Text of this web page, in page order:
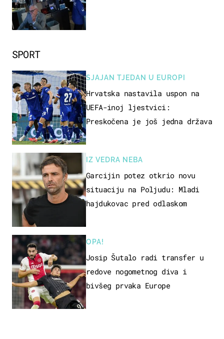
SPORT
SJAJAN TJEDAN U EUROPI
Hrvatska nastavila uspon na
UEFA-inoj ljestvici:
Preskočena je još jedna država
IZ VEDRA NEBA
Garcijin potez otkrio novu
situaciju na Poljudu: Mladi
hajdukovac pred odlaskom
OPA!
Josip Šutalo radi transfer u
redove nogometnog diva i
bivšeg prvaka Europe